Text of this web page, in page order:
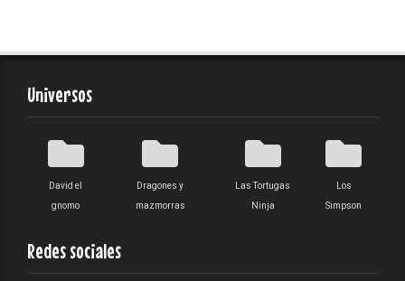
Universos
David el
gnomo
Dragones y
mazmorras
Las Tortugas
Ninja
Los
Simpson
Redes sociales